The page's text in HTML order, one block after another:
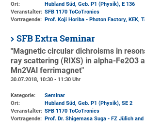
Ort:
Hubland Süd, Geb. P1 (Physik), E 136
Veranstalter: SFB 1170 ToCoTronics
Vortragende: Prof. Koji Horiba - Photon Factory, KEK,
SFB Extra Seminar
"Magnetic circular dichroisms in
ray scattering (RIXS) in alpha-Fe2O3
Mn2VAl ferrimagnet"
30.07.2018, 10:30 - 11:30 Uhr
Kategorie:
Seminar
Ort:
Hubland Süd, Geb. P1 (Physik), SE 2
Veranstalter: SFB 1170 ToCoTronics
Vortragende:
Prof. Dr. Shigemasa Suga - FZ Jülich